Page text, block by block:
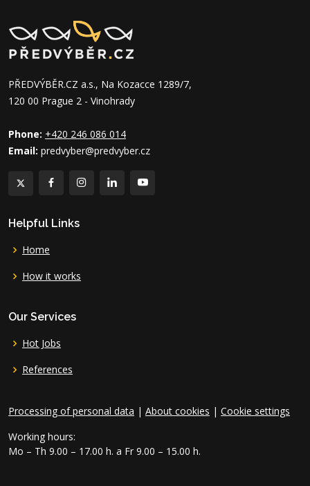
PŘEDVÝBĚR.CZ a.s., Na Kozacce 1289/7,
120 00 Prague 2 - Vinohrady
Phone: +420 246 086 014
Email: predvyber@predvyber.cz
Helpful Links
Home
How it works
Our Services
Hot Jobs
References
Processing of personal data | About cookies | Cookie settings
Working hours:
Mo – Th 9.00 – 17.00 h. a Fr 9.00 – 15.00 h.